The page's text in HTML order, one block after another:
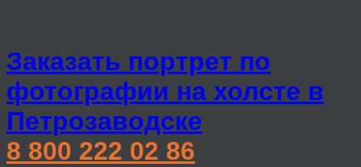
Заказать портрет по
фотографии на холсте в
Петрозаводске
8 800 222 02 86